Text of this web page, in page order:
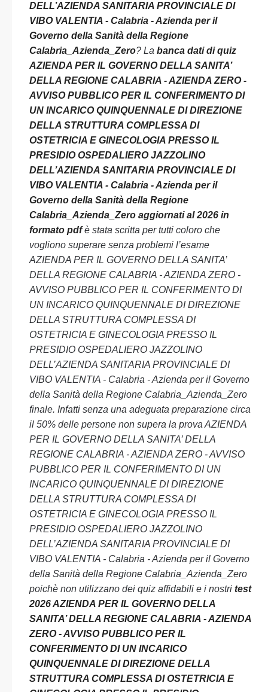
DELL’AZIENDA SANITARIA PROVINCIALE DI
VIBO VALENTIA - Calabria - Azienda per il
Governo della Sanità della Regione
Calabria_Azienda_Zero? La banca dati di quiz
AZIENDA PER IL GOVERNO DELLA SANITA’
DELLA REGIONE CALABRIA - AZIENDA ZERO -
AVVISO PUBBLICO PER IL CONFERIMENTO DI
UN INCARICO QUINQUENNALE DI DIREZIONE
DELLA STRUTTURA COMPLESSA DI
OSTETRICIA E GINECOLOGIA PRESSO IL
PRESIDIO OSPEDALIERO JAZZOLINO
DELL’AZIENDA SANITARIA PROVINCIALE DI
VIBO VALENTIA - Calabria - Azienda per il
Governo della Sanità della Regione
Calabria_Azienda_Zero aggiornati al 2026 in
formato pdfè stata scritta per tutti coloro che
vogliono superare senza problemi l’esame
AZIENDA PER IL GOVERNO DELLA SANITA’
DELLA REGIONE CALABRIA - AZIENDA ZERO -
AVVISO PUBBLICO PER IL CONFERIMENTO DI
UN INCARICO QUINQUENNALE DI DIREZIONE
DELLA STRUTTURA COMPLESSA DI
OSTETRICIA E GINECOLOGIA PRESSO IL
PRESIDIO OSPEDALIERO JAZZOLINO
DELL’AZIENDA SANITARIA PROVINCIALE DI
VIBO VALENTIA - Calabria - Azienda per il Governo
della Sanità della Regione Calabria_Azienda_Zero
finale. Infatti senza una adeguata preparazione circa
il 50% delle persone non supera la prova AZIENDA
PER IL GOVERNO DELLA SANITA’ DELLA
REGIONE CALABRIA - AZIENDA ZERO - AVVISO
PUBBLICO PER IL CONFERIMENTO DI UN
INCARICO QUINQUENNALE DI DIREZIONE
DELLA STRUTTURA COMPLESSA DI
OSTETRICIA E GINECOLOGIA PRESSO IL
PRESIDIO OSPEDALIERO JAZZOLINO
DELL’AZIENDA SANITARIA PROVINCIALE DI
VIBO VALENTIA - Calabria - Azienda per il Governo
della Sanità della Regione Calabria_Azienda_Zero
poichè non utilizzano dei quiz affidabili e i nostri test
2026 AZIENDA PER IL GOVERNO DELLA
SANITA’ DELLA REGIONE CALABRIA - AZIENDA
ZERO - AVVISO PUBBLICO PER IL
CONFERIMENTO DI UN INCARICO
QUINQUENNALE DI DIREZIONE DELLA
STRUTTURA COMPLESSA DI OSTETRICIA E